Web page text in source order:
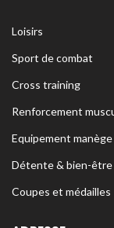
Loisirs
Sport de combat
Cross training
Renforcement
Equipement manège
Détente & bien-être
Coupes et médailles